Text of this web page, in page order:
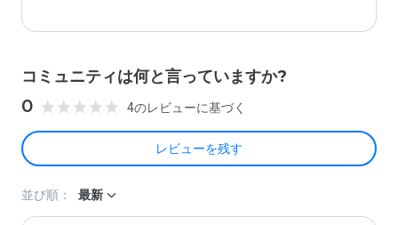
コミュニティは何と言っていますか?
0 4のレビューに基づく
レビューを残す
並び順： 最新